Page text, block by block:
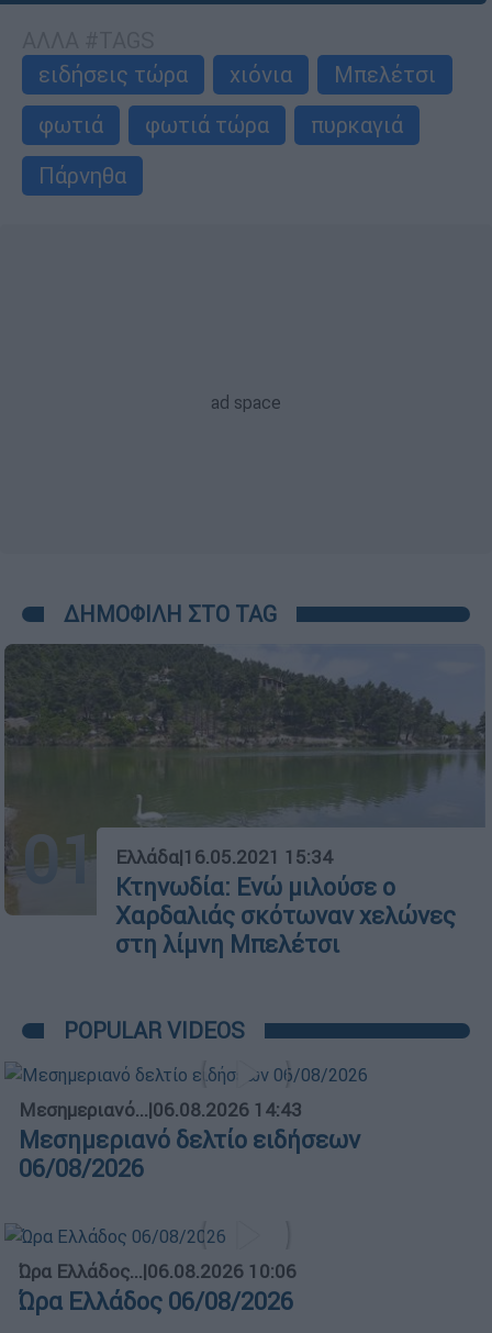
ειδήσεις τώρα
χιόνια
Μπελέτσι
φωτιά
φωτιά τώρα
πυρκαγιά
Πάρνηθα
ΔΗΜΟΦΙΛΗ ΣΤΟ TAG
01 Ελλάδα|16.05.2021 15:34
Κτηνωδία: Ενώ μιλούσε ο
Χαρδαλιάς σκότωναν χελώνες
στη λίμνη Μπελέτσι
POPULAR VIDEOS
Μεσημεριανό...|06.08.2026 14:43
Μεσημεριανό δελτίο ειδήσεων
06/08/2026
Ώρα Ελλάδος...|06.08.2026 10:06
Ώρα Ελλάδος 06/08/2026